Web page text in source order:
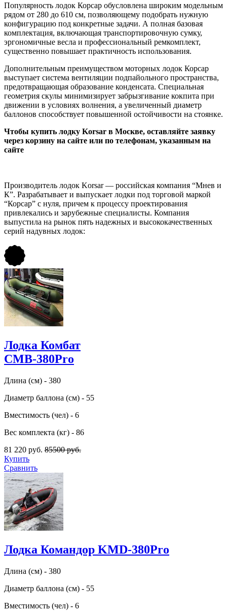
Лодка Комбат
CMB-380Pro
Длина (см) - 380
Диаметр баллона (см) - 55
Вместимость (чел) - 6
Вес комплекта (кг) - 86
81 220 руб. 85500 руб.
Купить
Сравнить
Лодка Командор KMD-380Pro
Длина (см) - 380
Диаметр баллона (см) - 55
Вместимость (чел) - 6
Производитель лодок Korsar — российская компания “Мнев и
К”. Разрабатывает и выпускает лодки под торговой маркой
“Корсар” с нуля, причем к процессу проектирования
привлекались и зарубежные специалисты. Компания
выпустила на рынок пять надежных и высококачественных
серий надувных лодок:
Популярность лодок Корсар обусловлена широким модельным
рядом от 280 до 610 см, позволяющему подобрать нужную
конфигурацию под конкретные задачи. А полная базовая
комплектация, включающая транспортировочную сумку,
эргономичные весла и профессиональный ремкомплект,
существенно повышает практичность использования.
Дополнительным преимуществом моторных лодок Корсар
выступает система вентиляции подпайольного пространства,
предотвращающая образование конденсата. Специальная
геометрия скулы минимизирует забрызгивание кокпита при
движении в условиях волнения, а увеличенный диаметр
баллонов способствует повышенной остойчивости на стоянке.
Чтобы купить лодку Korsar в Москве, оставляйте заявку
через корзину на сайте или по телефонам, указанным на
сайте